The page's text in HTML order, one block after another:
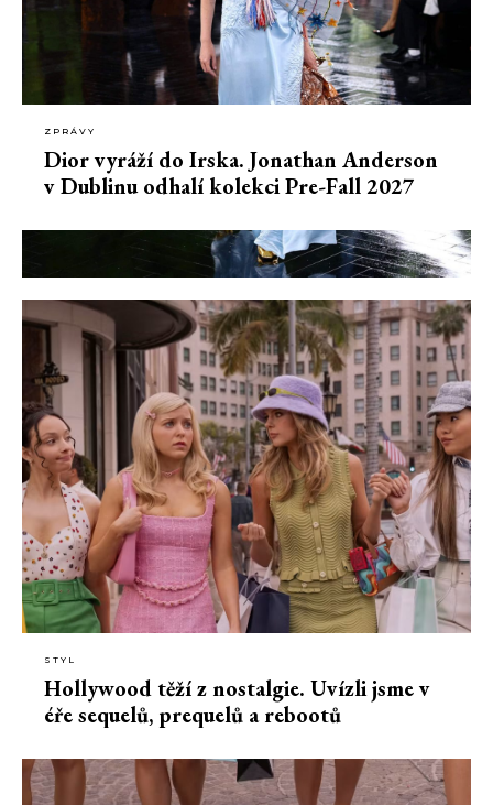
ZPRÁVY
Dior vyráží do Irska. Jonathan Anderson
v Dublinu odhalí kolekci Pre-Fall 2027
STYL
Hollywood těží z nostalgie. Uvízli jsme v
éře sequelů, prequelů a rebootů